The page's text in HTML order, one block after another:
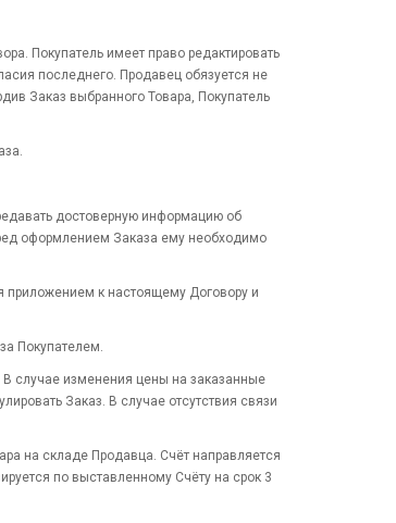
Покупатель имеет право редактировать
последнего. Продавец обязуется не
Заказ выбранного Товара, Покупатель
достоверную информацию об
оформлением Заказа ему необходимо
приложением к настоящему Договору и
Покупателем.
случае изменения цены на заказанные
Заказ. В случае отсутствия связи
на складе Продавца. Счёт направляется
по выставленному Счёту на срок 3